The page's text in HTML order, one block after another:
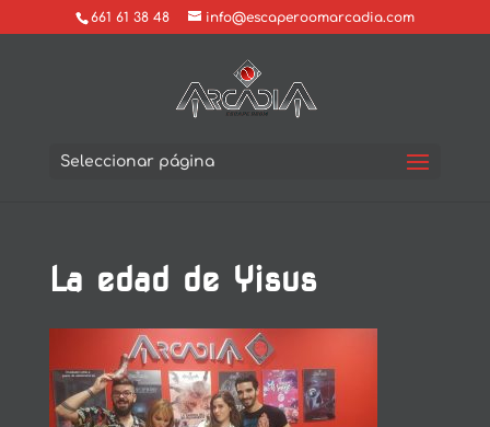
661 61 38 48 info@escaperoomarcadia.com
Seleccionar página
La edad de Yisus